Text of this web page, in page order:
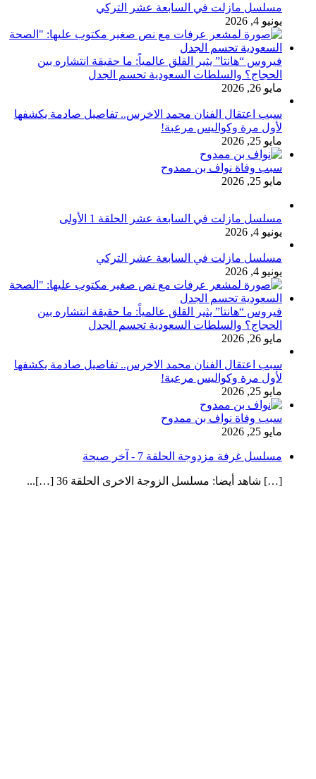
مسلسل مازلت في السابعة عشر التركي
يونيو 4, 2026
فيروس “هانتا” يثير القلق عالمياً: ما حقيقة انتشاره بين
الحجاج؟ والسلطات السعودية تحسم الجدل
مايو 26, 2026
سبب اعتقال الفنان محمد الاخرس.. تفاصيل صادمة يكشفها
لأول مرة وكواليس مرعبة!
مايو 25, 2026
سبب وفاة نواف بن ممدوح
مايو 25, 2026
مسلسل مازلت في السابعة عشر الحلقة 1 الأولى
يونيو 4, 2026
مسلسل مازلت في السابعة عشر التركي
يونيو 4, 2026
فيروس “هانتا” يثير القلق عالمياً: ما حقيقة انتشاره بين
الحجاج؟ والسلطات السعودية تحسم الجدل
مايو 26, 2026
سبب اعتقال الفنان محمد الاخرس.. تفاصيل صادمة يكشفها
لأول مرة وكواليس مرعبة!
مايو 25, 2026
سبب وفاة نواف بن ممدوح
مايو 25, 2026
مسلسل غرفة مزدوجة الحلقة 7 - آخر صيحة
[…] شاهد أيضا: مسلسل الزوجة الاخرى الحلقة 36 […]...